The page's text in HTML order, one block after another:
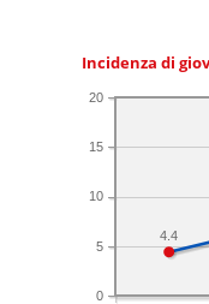
Incidenza di
0
5
10
15
20
4.4